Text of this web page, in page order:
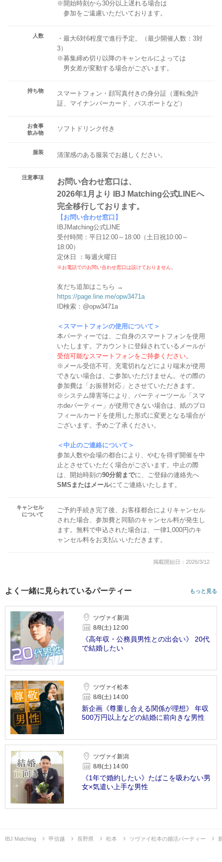
※開始時刻から30分以上遅れる場合は
参加をご遠慮いただいております。
人数
・最大6対6程度で進行予定。（最少開催人数：3対
3）
※募集締め切り以降のキャンセルによっては
男女差が変動する場合がございます。
持ち物
スマートフォン・顔写真付きの身分証（運転免許
証、マイナンバーカード、パスポートなど）
お食事
飲み物
ソフトドリンク付き
服装 清潔感のある服装でお越しください。
注意事項
お問い合わせ窓口は、
2026年1月より IBJ Matching公式LINEへ
完全移行しております。
【お問い合わせ窓口】
IBJMatching公式LINE
受付時間：平日12:00～18:00（土日祝10:00～
18:00）
定休日 ：毎週火曜日
※お電話でのお問い合わせ窓口は設けておりません。
友だち追加はこちら →
https://page.line.me/opw3471a
ID検索：@opw3471a
＜スマートフォンの使用について＞
本パーティーでは、ご自身のスマートフォンを使用
いたします。アカウントに登録されているメールが
受信可能なスマートフォンをご持参ください。
※メール受信不可、充電切れなどにより端末が使用
できない場合は、ご参加いただけません。その際の
参加費は「お振替対応」とさせていただきます。
※システム障害等により、パーティーツール「スマ
ホdeパーティー」が使用できない場合は、紙のプロ
フィールカードを使用した形式に変更となる場合が
ございます。予めご了承ください。
＜中止のご連絡について＞
参加人数や会場の都合により、やむを得ず開催を中
止とさせていただく場合がございます。中止の際
は、開始時刻の90分前までに、ご登録の連絡先へ
SMSまたはメールにてご連絡いたします。
キャンセル
について
ご予約手続き完了後、お客様都合によりキャンセル
された場合、参加費と同額のキャンセル料が発生し
ます。無料で申込された場合は、一律1,000円のキ
ャンセル料をお支払いいただきます。
掲載開始日：2026/3/12
よく一緒に見られているパーティー もっと見る
ツヴァイ新潟
8/8(土) 12:00
《高年収・公務員男性との出会い》 20代
で結婚したい
ツヴァイ松本
8/8(土) 14:00
新企画《尊重し合える関係が理想》 年収
500万円以上などの結婚に前向きな男性
ツヴァイ新潟
8/8(土) 14:00
《1年で婚約したい》たばこを吸わない男
女×気遣い上手な男性
IBJ Matching 甲信越 長野県 松本 ツヴァイ松本の婚活パーティー